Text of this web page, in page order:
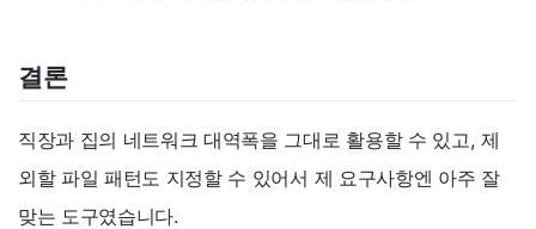
결론
직장과 집의 네트워크 대역폭을 그대로 활용할 수 있고, 제
외할 파일 패턴도 지정할 수 있어서 제 요구사항엔 아주 잘
맞는 도구였습니다.